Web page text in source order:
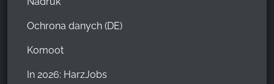
Ochrona danych (DE)
Komoot
In 2026: HarzJobs